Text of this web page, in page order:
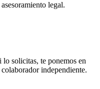
legal.
lo solicitas, te ponemos en
independiente.